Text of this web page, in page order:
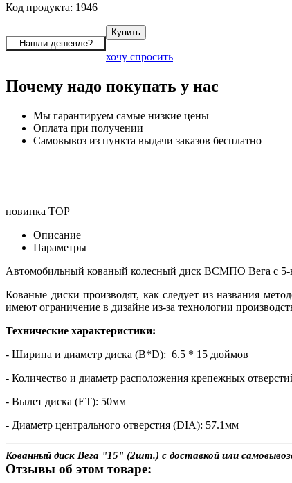
Код продукта: 1946
хочу спросить
Почему надо покупать у нас
Мы гарантируем самые низкие цены
Оплата при получении
Самовывоз из пункта выдачи заказов бесплатно
новинка TOP
Описание
Параметры
Автомобильный кованый колесный диск ВСМПО Вега с 5-
Кованые диски производят, как следует из названия
имеют ограничение в дизайне из-за технологии
Технические характеристики:
- Ширина и диаметр диска (B*D): 6.5 * 15 дюймов
- Количество и диаметр расположения крепежных
- Вылет диска (ET): 50мм
- Диаметр центрального отверстия (DIA): 57.1мм
Кованный диск Вега "15" (2шт.) с доставкой или
Отзывы об этом товаре: